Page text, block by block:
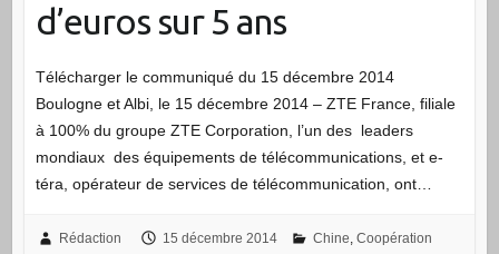
d’euros sur 5 ans
Télécharger le communiqué du 15 décembre 2014
Boulogne et Albi, le 15 décembre 2014 – ZTE France, filiale
à 100% du groupe ZTE Corporation, l’un des leaders
mondiaux des équipements de télécommunications, et e-
téra, opérateur de services de télécommunication, ont…
Rédaction 15 décembre 2014 Chine, Coopération